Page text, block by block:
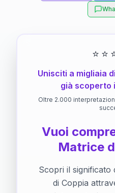
⭐ ⭐
Unisciti a migliaia
già scoperto
Oltre 2.000
Vuoi
Matrice
Scopri il significato
di Coppia